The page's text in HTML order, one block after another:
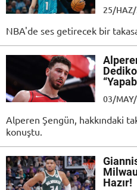
25/
NBA'de ses getirecek bir
03/
Alperen Şengün, hakkındaki
konuştu.
Hazır!